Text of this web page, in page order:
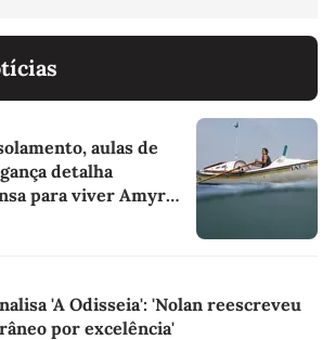
aulas de
detalha
para viver Amyr
'A Odisseia': 'Nolan reescreveu
por excelência'